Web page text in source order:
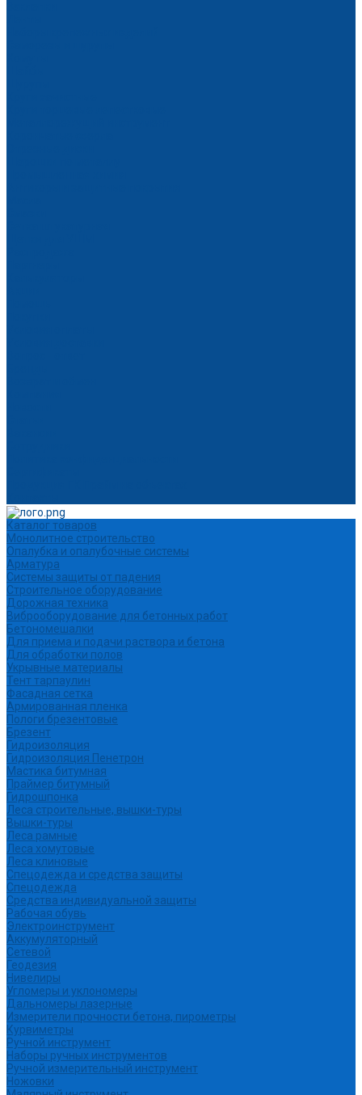
Каталог товаров
Монолитное строительство
Опалубка и опалубочные системы
Арматура
Системы защиты от падения
Строительное оборудование
Дорожная техника
Виброоборудование для бетонных работ
Бетономешалки
Для приема и подачи раствора и бетона
Для обработки полов
Укрывные материалы
Тент тарпаулин
Фасадная сетка
Армированная пленка
Пологи брезентовые
Брезент
Гидроизоляция
Гидроизоляция Пенетрон
Мастика битумная
Праймер битумный
Гидрошпонка
Леса строительные, вышки-туры
Вышки-туры
Леса рамные
Леса хомутовые
Леса клиновые
Спецодежда и средства защиты
Спецодежда
Средства индивидуальной защиты
Рабочая обувь
Электроинструмент
Аккумуляторный
Сетевой
Геодезия
Нивелиры
Угломеры и уклономеры
Дальномеры лазерные
Измерители прочности бетона, пирометры
Курвиметры
Ручной инструмент
Наборы ручных инструментов
Ручной измерительный инструмент
Ножовки